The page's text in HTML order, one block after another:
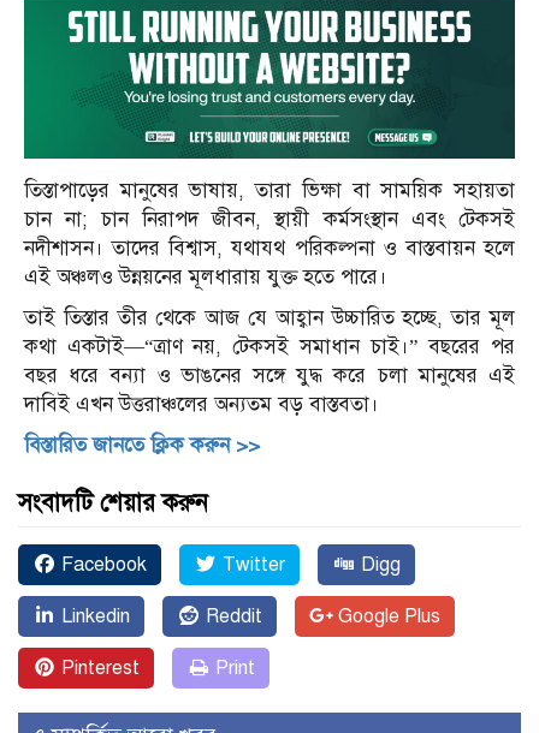
তিস্তাপাড়ের মানুষের ভাষায়, তারা ভিক্ষা বা সাময়িক সহায়তা
চান না; চান নিরাপদ জীবন, স্থায়ী কর্মসংস্থান এবং টেকসই
নদীশাসন। তাদের বিশ্বাস, যথাযথ পরিকল্পনা ও বাস্তবায়ন হলে
এই অঞ্চলও উন্নয়নের মূলধারায় যুক্ত হতে পারে।
তাই তিস্তার তীর থেকে আজ যে আহ্বান উচ্চারিত হচ্ছে, তার মূল
কথা একটাই—“ত্রাণ নয়, টেকসই সমাধান চাই।” বছরের পর
বছর ধরে বন্যা ও ভাঙনের সঙ্গে যুদ্ধ করে চলা মানুষের এই
দাবিই এখন উত্তরাঞ্চলের অন্যতম বড় বাস্তবতা।
বিস্তারিত জানতে ক্লিক করুন >>
সংবাদটি শেয়ার করুন
Facebook Twitter Digg
Linkedin Reddit Google Plus
Pinterest Print